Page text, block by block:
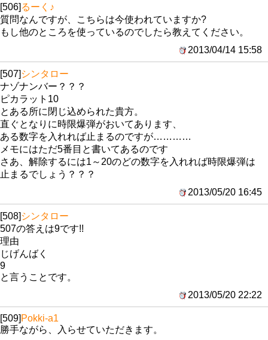
[506] るーく♪
質問なんですが、こちらは今使われていますか?
もし他のところを使っているのでしたら教えてください。
2013/04/14 15:58
[507] シンタロー
ナゾナンバー？？？
ピカラット10
とある所に閉じ込められた貴方。
直ぐとなりに時限爆弾がおいてあります、
ある数字を入れれば止まるのですが…………
メモにはただ5番目と書いてあるのです
さあ、解除するには1～20のどの数字を入れれば時限爆弾は
止まるでしょう？？？
2013/05/20 16:45
[508] シンタロー
507の答えは9です!!
理由
じげんばく
9
と言うことです。
2013/05/20 22:22
[509] Pokki-a1
勝手ながら、入らせていただきます。